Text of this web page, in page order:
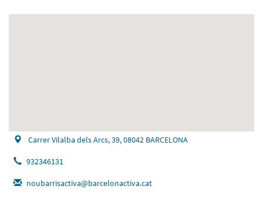
Carrer Vilalba dels Arcs, 39, 08042 BARCELONA
932346131
noubarrisactiva@barcelonactiva.cat